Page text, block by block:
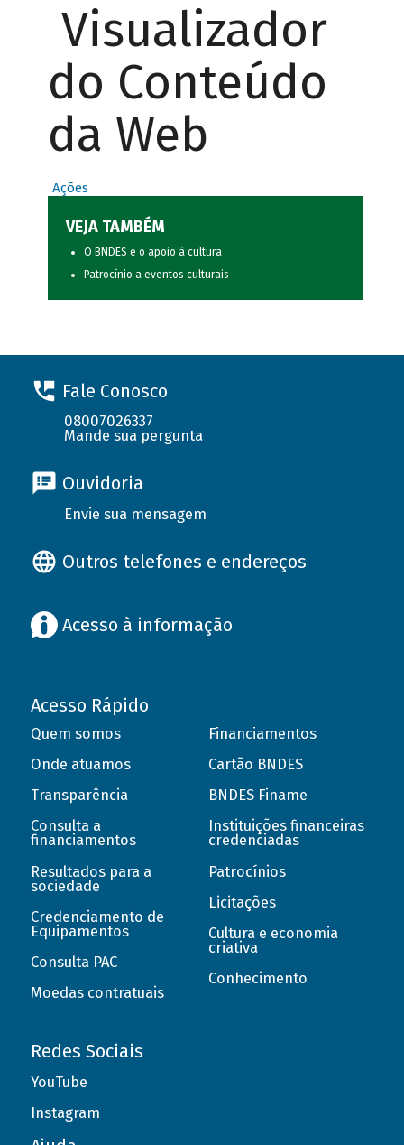
Visualizador
do Conteúdo
da Web
Ações
VEJA TAMBÉM
O BNDES e o apoio à cultura
Patrocínio a eventos culturais
Fale Conosco
08007026337
Mande sua pergunta
Ouvidoria
Envie sua mensagem
Outros telefones e endereços
Acesso à informação
Acesso Rápido
Quem somos
Onde atuamos
Transparência
Consulta a
financiamentos
Resultados para a
sociedade
Credenciamento de
Equipamentos
Consulta PAC
Moedas contratuais
Financiamentos
Cartão BNDES
BNDES Finame
Instituições financeiras
credenciadas
Patrocínios
Licitações
Cultura e economia
criativa
Conhecimento
Redes Sociais
YouTube
Instagram